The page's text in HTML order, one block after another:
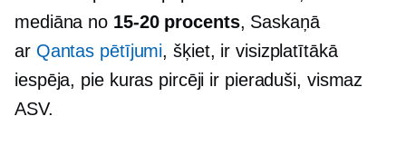
mediāna no 15-20procents, Saskaņā
ar Qantas pētījumi, šķiet, ir visizplatītākā
iespēja, pie kuras pircēji ir pieraduši, vismaz
ASV.